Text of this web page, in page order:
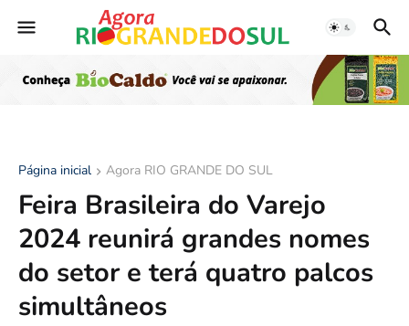
Página inicial Agora RIO GRANDE DO SUL
Feira Brasileira do Varejo
2024 reunirá grandes nomes
do setor e terá quatro palcos
simultâneos